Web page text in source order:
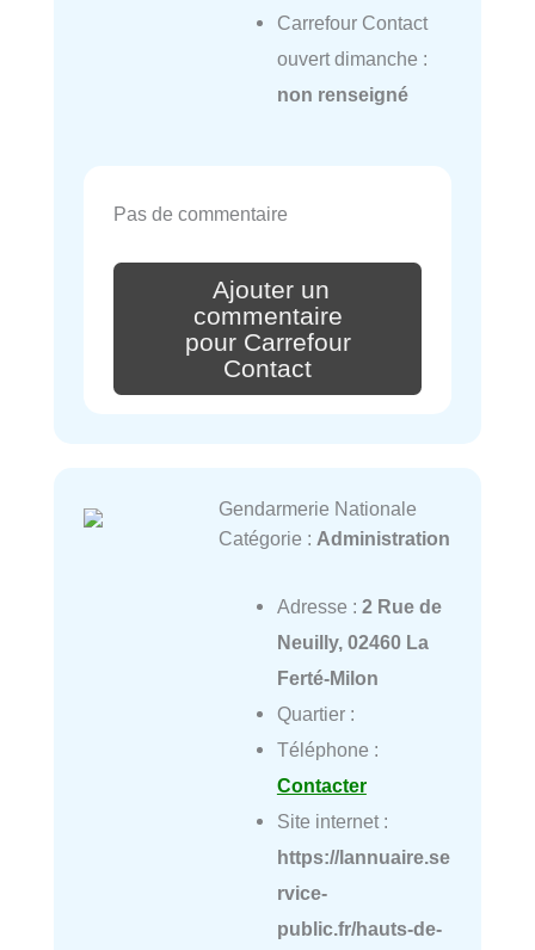
Carrefour Contact
ouvert dimanche :
non renseigné
Pas de commentaire
Ajouter un
commentaire
pour Carrefour
Contact
Gendarmerie Nationale
Catégorie : Administration
Adresse : 2 Rue de
Neuilly, 02460 La
Ferté-Milon
Quartier :
Téléphone :
Contacter
Site internet :
https://lannuaire.se
rvice-
public.fr/hauts-de-